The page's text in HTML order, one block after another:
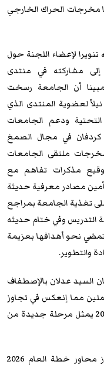
مخرجات الحراك الخارجي
لإعضاء اللجنة حول
إلى مشاركته في منتدى
أن الجامعة رسخت
لعضوية المنتدى الذي
ودعم الجامعات
في مجال الصمغ
ملتقى الجامعات
مذكرات تفاهم مع
مصادر معرفية حديثة
تغذية الجامعة بمراجع
التدريس وفي ختام حديثه
نحو أهدافها بعزيمة
والتطوير.
السيد عدلان بالإصطفاف
مما إنعكس في تجاوز
تحديات العام المنصرم مؤكداً أن العام 2026 يمثل مرحلة جديدة من
كما ناقشت اللجنة جندا أخيرا تضمن أبرز محاور خطة العام 2026